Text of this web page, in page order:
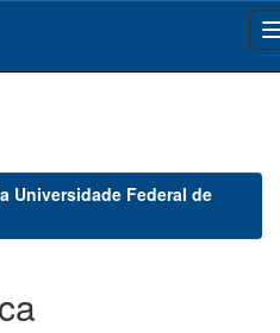
Universidade Federal de